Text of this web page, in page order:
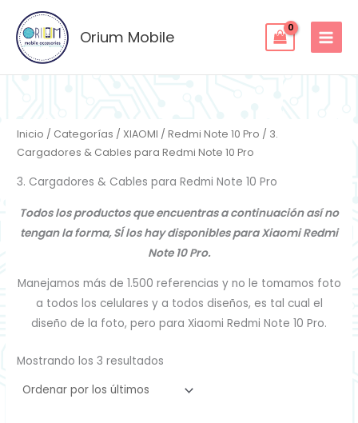
contenido
Orium Mobile
Inicio / Categorías / XIAOMI /Redmi Note 10 Pro / 3.
Cargadores & Cables para Redmi Note 10 Pro
3. Cargadores & Cables para Redmi Note 10 Pro
Todos los productos que encuentras a continuación así no
tengan la forma, SÍ los hay disponibles para Xiaomi Redmi
Note 10 Pro.
Manejamos más de 1.500 referencias y no le tomamos foto
a todos los celulares y a todos diseños, es tal cual el
diseño de la foto, pero para Xiaomi Redmi Note 10 Pro.
Mostrando los 3 resultados
últimos